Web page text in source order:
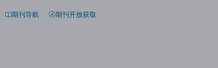
期刊导航 期刊开放获取